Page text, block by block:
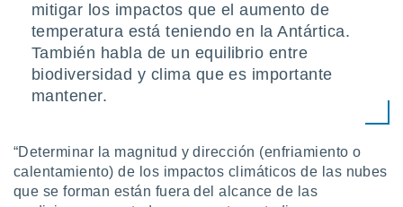
mitigar los impactos que el aumento de
temperatura está teniendo en la Antártica.
También habla de un equilibrio entre
biodiversidad y clima que es importante
mantener.
“Determinar la magnitud y dirección (enfriamiento o
calentamiento) de los impactos climáticos de las nubes
que se forman están fuera del alcance de las